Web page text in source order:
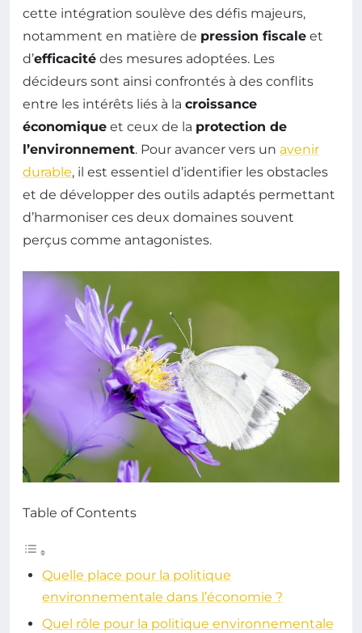
cette intégration soulève des défis majeurs,
notamment en matière de pression fiscale et
d’efficacité des mesures adoptées. Les
décideurs sont ainsi confrontés à des conflits
entre les intérêts liés à la croissance
économique et ceux de la protection de
l’environnement. Pour avancer vers un avenir
durable, il est essentiel d’identifier les obstacles
et de développer des outils adaptés permettant
d’harmoniser ces deux domaines souvent
perçus comme antagonistes.
Table of Contents
Quelle place pour la politique
environnementale dans l’économie ?
Quel rôle pour la politique environnementale